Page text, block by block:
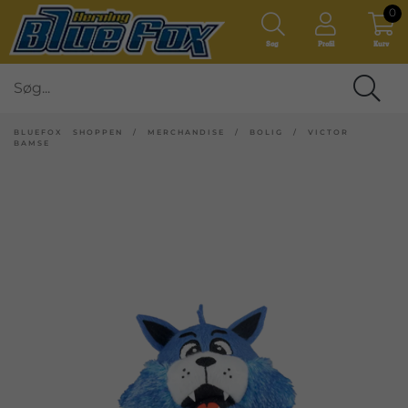
Søg Profil Kurv
0
BLUEFOX SHOPPEN / MERCHANDISE / BOLIG / VICTOR
BAMSE